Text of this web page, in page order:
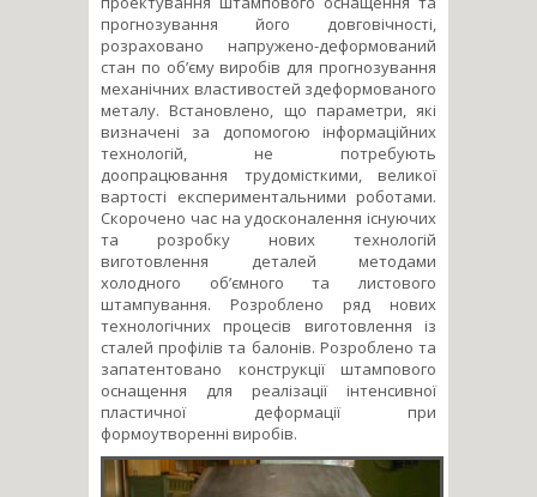
прогнозування його довговічності,
розраховано напружено-деформований
стан по об’єму виробів для прогнозування
механічних властивостей здеформованого
металу. Встановлено, що параметри, які
визначені за допомогою інформаційних
технологій, не потребують
доопрацювання трудомісткими, великої
вартості експериментальними роботами.
Скорочено час на удосконалення існуючих
та розробку нових технологій
виготовлення деталей методами
холодного об’ємного та листового
штампування. Розроблено ряд нових
технологічних процесів виготовлення із
сталей профілів та балонів. Розроблено та
запатентовано конструкції штампового
оснащення для реалізації інтенсивної
пластичної деформації при
формоутворенні виробів.